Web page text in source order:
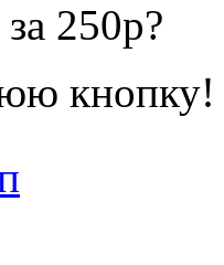
250р?
кнопку!